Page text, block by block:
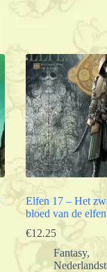
Elfen 17 – Het
bloed van de elfen
€12.25
Fantasy,